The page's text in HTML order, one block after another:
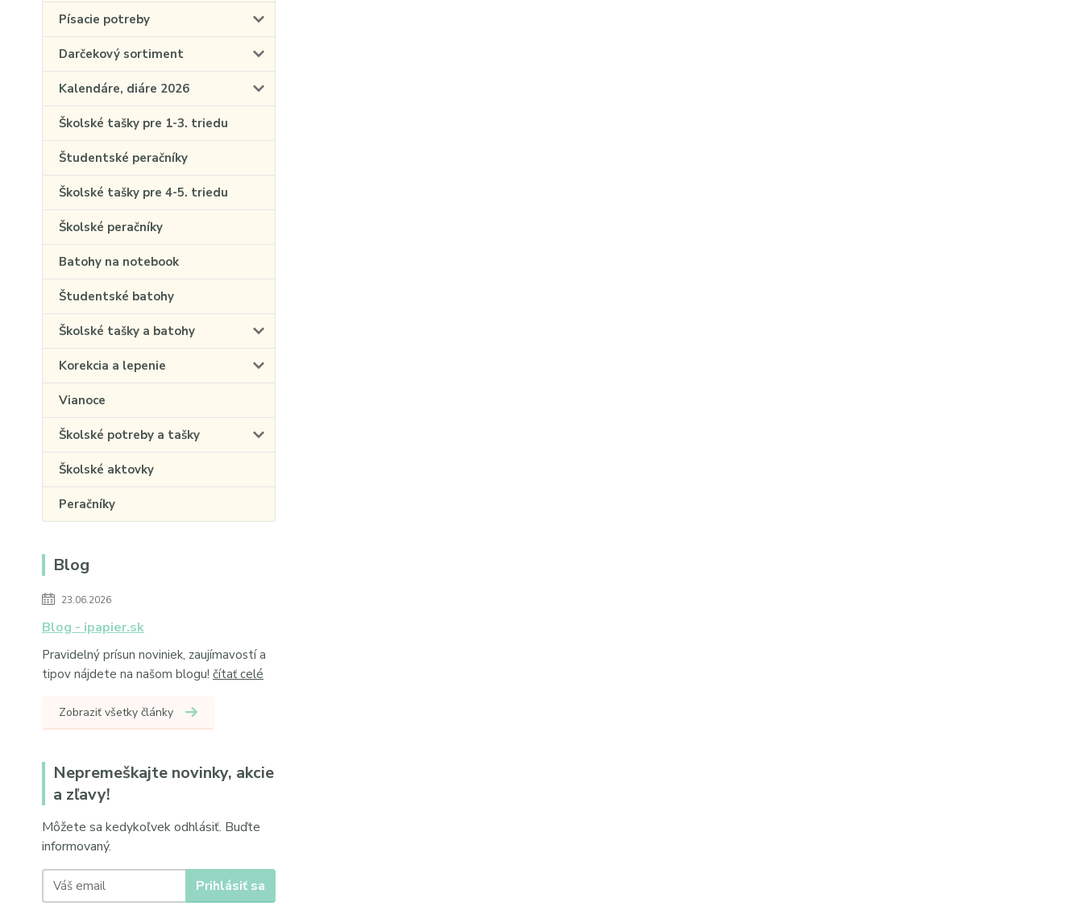
Písacie potreby
Darčekový sortiment
Kalendáre, diáre 2026
Školské tašky pre 1-3. triedu
Študentské peračníky
Školské tašky pre 4-5. triedu
Školské peračníky
Batohy na notebook
Študentské batohy
Školské tašky a batohy
Korekcia a lepenie
Vianoce
Školské potreby a tašky
Školské aktovky
Peračníky
Blog
23.06.2026
Blog - ipapier.sk
Pravidelný prísun noviniek, zaujímavostí a
tipov nájdete na našom blogu! čítať celé
Zobraziť všetky články
Nepremeškajte novinky, akcie
a zľavy!
Môžete sa kedykoľvek odhlásiť. Buďte
informovaný.
Prihlásiť sa